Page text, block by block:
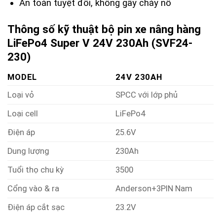
An toàn tuyệt đối, không gây cháy nổ
Thông số kỹ thuật bộ pin xe nâng hàng
LiFePo4 Super V 24V 230Ah (SVF24-
230)
MODEL
24V 230AH
Loại vỏ
SPCC với lớp phủ
Loại cell
LiFePo4
Điện áp
25.6V
Dung lượng
230Ah
Tuổi thọ chu kỳ
3500
Cổng vào & ra
Anderson+3PIN Nam
Điện áp cắt sạc
23.2V